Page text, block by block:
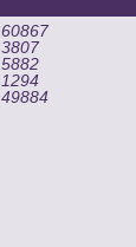
60867
3807
5882
1294
49884